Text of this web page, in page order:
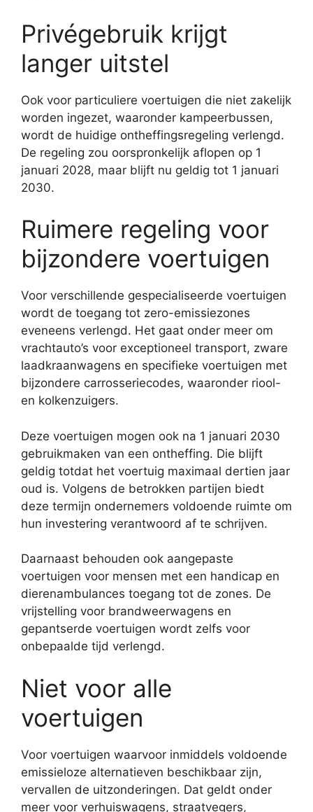
Privégebruik krijgt
langer uitstel
Ook voor particuliere voertuigen die niet zakelijk
worden ingezet, waaronder kampeerbussen,
wordt de huidige ontheffingsregeling verlengd.
De regeling zou oorspronkelijk aflopen op 1
januari 2028, maar blijft nu geldig tot 1 januari
2030.
Ruimere regeling voor
bijzondere voertuigen
Voor verschillende gespecialiseerde voertuigen
wordt de toegang tot zero-emissiezones
eveneens verlengd. Het gaat onder meer om
vrachtauto’s voor exceptioneel transport, zware
laadkraanwagens en specifieke voertuigen met
bijzondere carrosseriecodes, waaronder riool-
en kolkenzuigers.
Deze voertuigen mogen ook na 1 januari 2030
gebruikmaken van een ontheffing. Die blijft
geldig totdat het voertuig maximaal dertien jaar
oud is. Volgens de betrokken partijen biedt
deze termijn ondernemers voldoende ruimte om
hun investering verantwoord af te schrijven.
Daarnaast behouden ook aangepaste
voertuigen voor mensen met een handicap en
dierenambulances toegang tot de zones. De
vrijstelling voor brandweerwagens en
gepantserde voertuigen wordt zelfs voor
onbepaalde tijd verlengd.
Niet voor alle
voertuigen
Voor voertuigen waarvoor inmiddels voldoende
emissieloze alternatieven beschikbaar zijn,
vervallen de uitzonderingen. Dat geldt onder
meer voor verhuiswagens, straatvegers,